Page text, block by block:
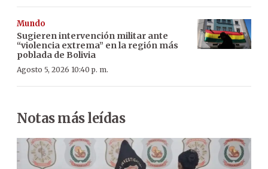
Mundo
Sugieren intervención militar ante
“violencia extrema” en la región más
poblada de Bolivia
Agosto 5, 2026 10:40 p. m.
Notas más leídas